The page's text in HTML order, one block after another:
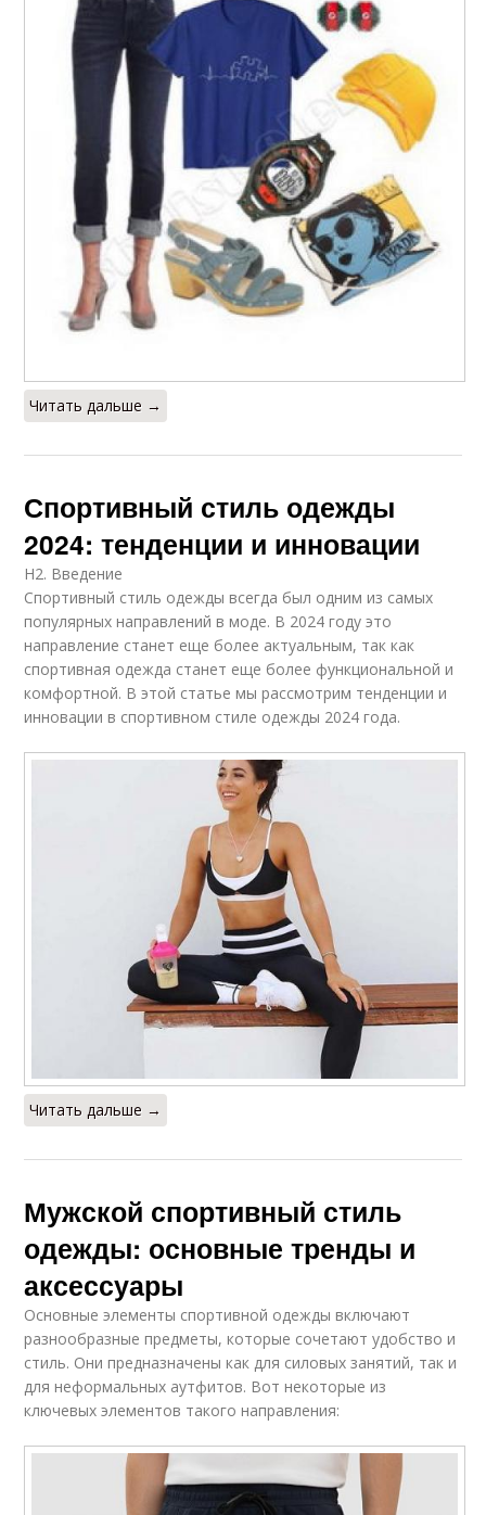
Читать дальше →
Спортивный стиль одежды
2024: тенденции и инновации
H2. Введение
Спортивный стиль одежды всегда был одним из самых
популярных направлений в моде. В 2024 году это
направление станет еще более актуальным, так как
спортивная одежда станет еще более функциональной и
комфортной. В этой статье мы рассмотрим тенденции и
инновации в спортивном стиле одежды 2024 года.
Читать дальше →
Мужской спортивный стиль
одежды: основные тренды и
аксессуары
Основные элементы спортивной одежды включают
разнообразные предметы, которые сочетают удобство и
стиль. Они предназначены как для силовых занятий, так и
для неформальных аутфитов. Вот некоторые из
ключевых элементов такого направления: